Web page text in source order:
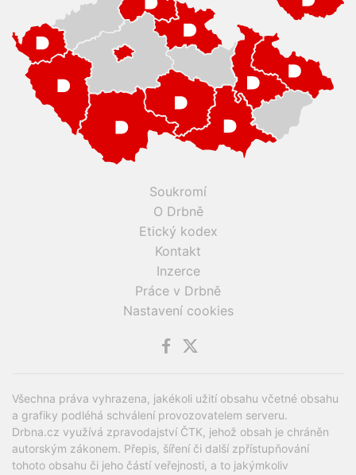
Soukromí
O Drbně
Etický kodex
Kontakt
Inzerce
Práce v Drbně
Nastavení cookies
Všechna práva vyhrazena, jakékoli užití obsahu včetné obsahu
a grafiky podléhá schválení provozovatelem serveru.
Drbna.cz využívá zpravodajství ČTK, jehož obsah je chráněn
autorským zákonem. Přepis, šíření či další zpřístupňování
tohoto obsahu či jeho částí veřejnosti, a to jakýmkoliv